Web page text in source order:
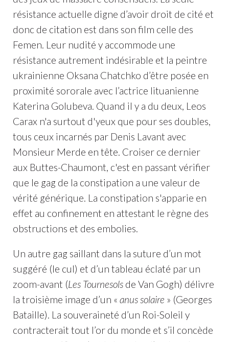
résistance actuelle digne d’avoir droit de cité et
donc de citation est dans son film celle des
Femen. Leur nudité y accommode une
résistance autrement indésirable et la peintre
ukrainienne Oksana Chatchko d’être posée en
proximité sororale avec l’actrice lituanienne
Katerina Golubeva. Quand il y a du deux, Leos
Carax n'a surtout d'yeux que pour ses doubles,
tous ceux incarnés par Denis Lavant avec
Monsieur Merde en tête. Croiser ce dernier
aux Buttes-Chaumont, c'est en passant vérifier
que le gag de la constipation a une valeur de
vérité générique. La constipation s'apparie en
effet au confinement en attestant le règne des
obstructions et des embolies.
Un autre gag saillant dans la suture d’un mot
suggéré (le cul) et d’un tableau éclaté par un
zoom-avant (Les Tournesolsde Van Gogh) délivre
la troisième image d’un « anus solaire » (Georges
Bataille). La souveraineté d’un Roi-Soleil y
contracterait tout l’or du monde et s’il concède